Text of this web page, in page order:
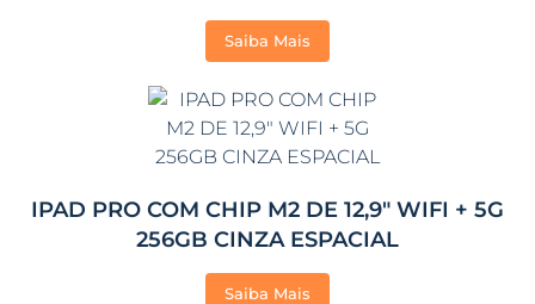
Saiba Mais
IPAD PRO COM CHIP M2 DE 12,9″ WIFI + 5G
256GB CINZA ESPACIAL
Saiba Mais